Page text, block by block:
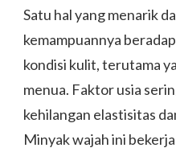
Satu hal yang menarik
kemampuannya
kondisi kulit, terutama
menua. Faktor usia
kehilangan elastisitas
Minyak wajah ini